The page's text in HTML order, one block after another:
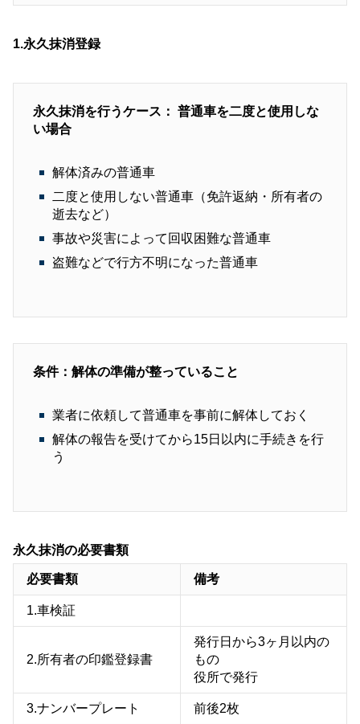
1.永久抹消登録
永久抹消を行うケース： 普通車を二度と使用しな
い場合
解体済みの普通車
二度と使用しない普通車（免許返納・所有者の
逝去など）
事故や災害によって回収困難な普通車
盗難などで行方不明になった普通車
条件：解体の準備が整っていること
業者に依頼して普通車を事前に解体しておく
解体の報告を受けてから15日以内に手続きを行
う
永久抹消の必要書類
必要書類 備考
1.車検証
2.所有者の印鑑登録書
発行日から3ヶ月以内の
もの
役所で発行
3.ナンバープレート 前後2枚